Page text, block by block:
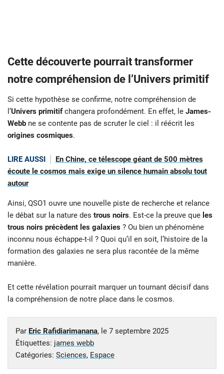
Cette découverte pourrait transformer
notre compréhension de l’Univers primitif
Si cette hypothèse se confirme, notre compréhension de
l’Univers primitifchangera profondément. En effet, le James-
Webb ne se contente pas de scruter le ciel : il réécrit les
origines cosmiques.
LIRE AUSSI
En Chine, ce télescope géant de 500 mètres
écoute le cosmos mais exige un silence humain absolu tout
autour
Ainsi, QSO1 ouvre une nouvelle piste de recherche et relance
le débat sur la nature des trous noirs. Est-ce la preuve que les
trous noirs précèdent les galaxies ? Ou bien un phénomène
inconnu nous échappe-t-il ? Quoi qu’il en soit, l’histoire de la
formation des galaxies ne sera plus racontée de la même
manière.
Et cette révélation pourrait marquer un tournant décisif dans
la compréhension de notre place dans le cosmos.
Par Eric Rafidiarimanana, le 7 septembre 2025
Étiquettes: james webb
Catégories: Sciences, Espace